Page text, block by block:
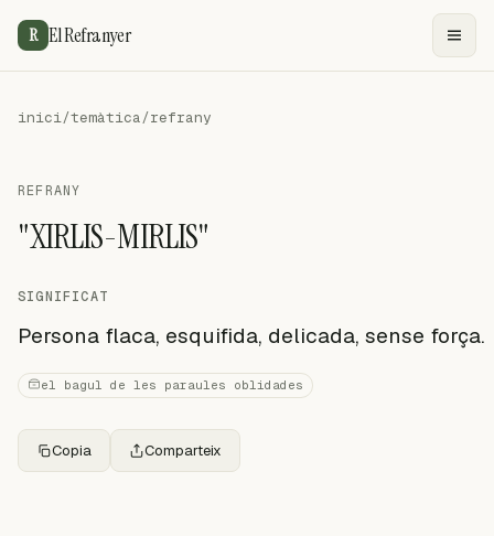
R El Refranyer
inici/temàtica/refrany
REFRANY
"XIRLIS-MIRLIS"
SIGNIFICAT
Persona flaca, esquifida, delicada, sense força.
el bagul de les paraules oblidades
Copia Comparteix